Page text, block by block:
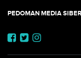
PEDOMAN MEDIA SIBER